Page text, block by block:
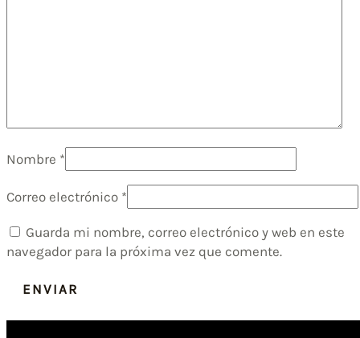
Nombre *
Correo electrónico *
Guarda mi nombre, correo electrónico y web en este
navegador para la próxima vez que comente.